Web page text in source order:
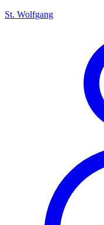
St. Wolfgang